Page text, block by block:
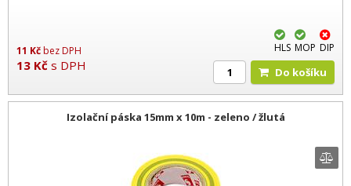
11 Kčbez DPH
13 Kč s DPH
HLS MOP DIP
Do košíku
Izolační páska 15mm x 10m - zeleno / žlutá